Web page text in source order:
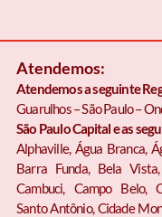
Atendemos:
Atendemos a seguinte
Guarulhos – São Paulo –
São Paulo Capital e as
Alphaville, Água Branca,
Barra Funda, Bela
Cambuci, Campo Belo,
Santo Antônio, Cidade